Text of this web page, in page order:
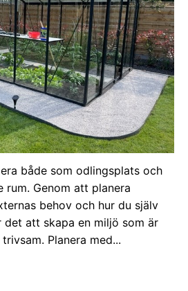
Så skapar du en
både som odlingsplats och
rum. Genom att planera
behov och hur du själv
det att skapa en miljö som är
Planera med...